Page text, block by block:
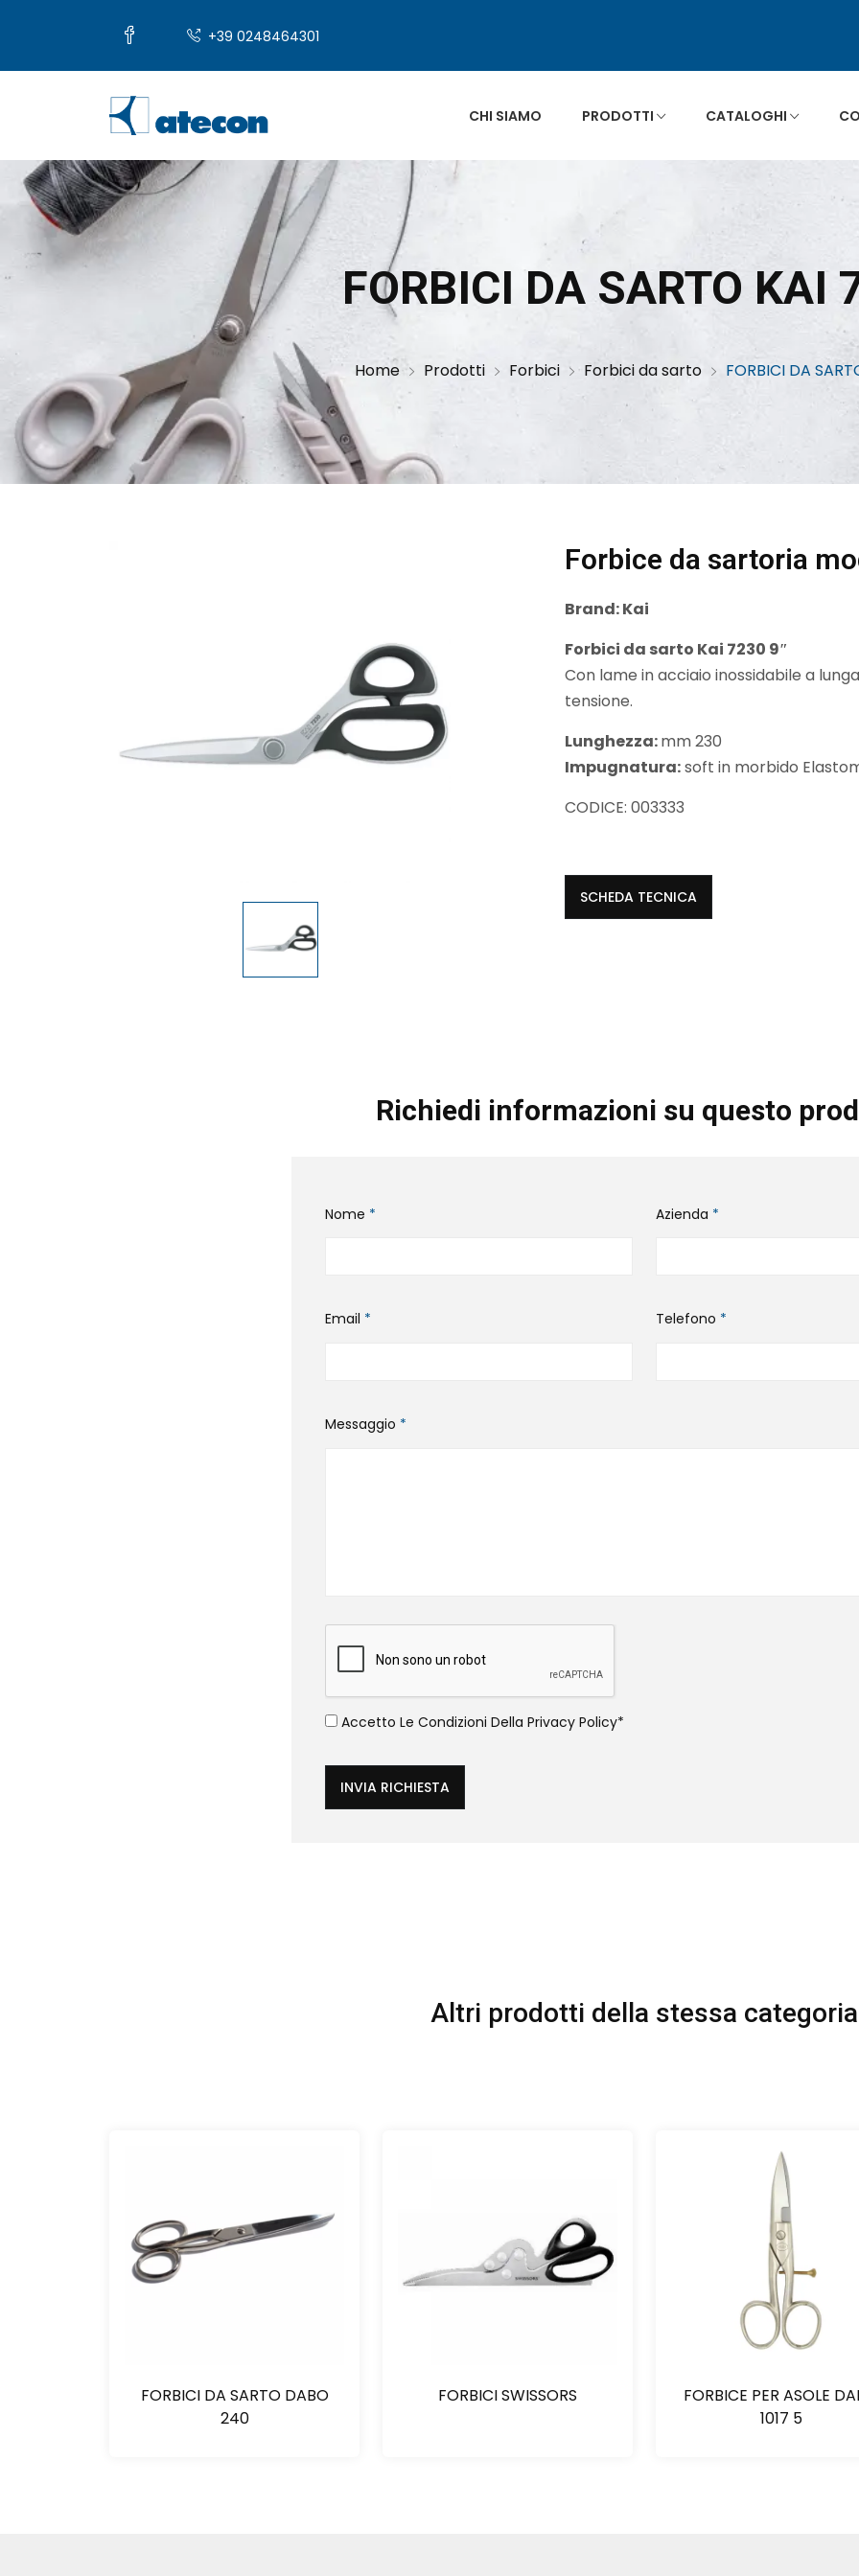
+39 0248464301
CHI SIAMO PRODOTTI CATALOGHI
FORBICI DA SARTO KAI
Home Prodotti Forbici Forbici da sarto FORBICI DA
Forbice da sartoria
Brand:Kai
Forbici da sarto Kai 7230 9″
Con lame in acciaio inossidabile a
tensione.
Lunghezza:mm 230
Impugnatura:soft in morbido
CODICE: 003333
SCHEDA TECNICA
Richiedi informazioni su questo
Nome * Azienda *
Email * Telefono *
Messaggio *
Accetto Le Condizioni Della Privacy Policy*
INVIA RICHIESTA
Altri prodotti della stessa categoria
FORBICI DA SARTO DABO
240
FORBICI SWISSORS
FORBICE PER ASOLE
1017 5